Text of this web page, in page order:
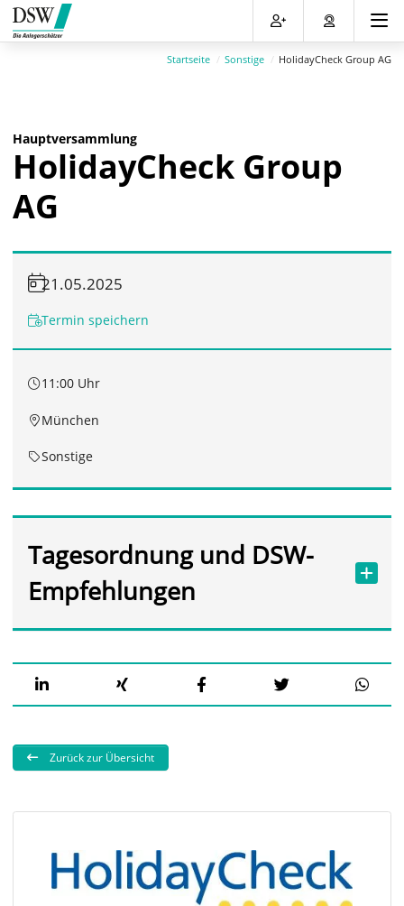
Direkt
zum
Inhalt
Direkt
zum
Hauptmenu
Direkt
zur
Suche
Direkt
zum
Footer
Startseite Sonstige HolidayCheck Group AG
Hauptversammlung
HolidayCheck Group
AG
21.05.2025
Termin speichern
11:00 Uhr
München
Sonstige
Tagesordnung und DSW-
Empfehlungen
Zurück zur Übersicht